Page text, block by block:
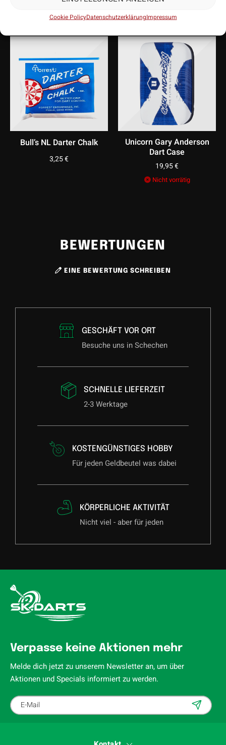
Cookie PolicyDatenschutzerklärungImpressum
Bull’s NL Darter Chalk
3,25€
Unicorn Gary Anderson
Dart Case
19,95€
Nicht vorrätig
BEWERTUNGEN
EINE BEWERTUNG SCHREIBEN
GESCHÄFT VOR ORT
Besuche uns in Schechen
SCHNELLE LIEFERZEIT
2-3 Werktage
KOSTENGÜNSTIGES HOBBY
Für jeden Geldbeutel was dabei
KÖRPERLICHE AKTIVITÄT
Nicht viel - aber für jeden
Verpasse keine Aktionen mehr
Melde dich jetzt zu unserem Newsletter an, um über
Aktionen und Specials informiert zu werden.